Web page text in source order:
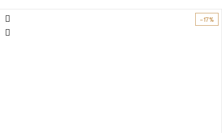
-17%